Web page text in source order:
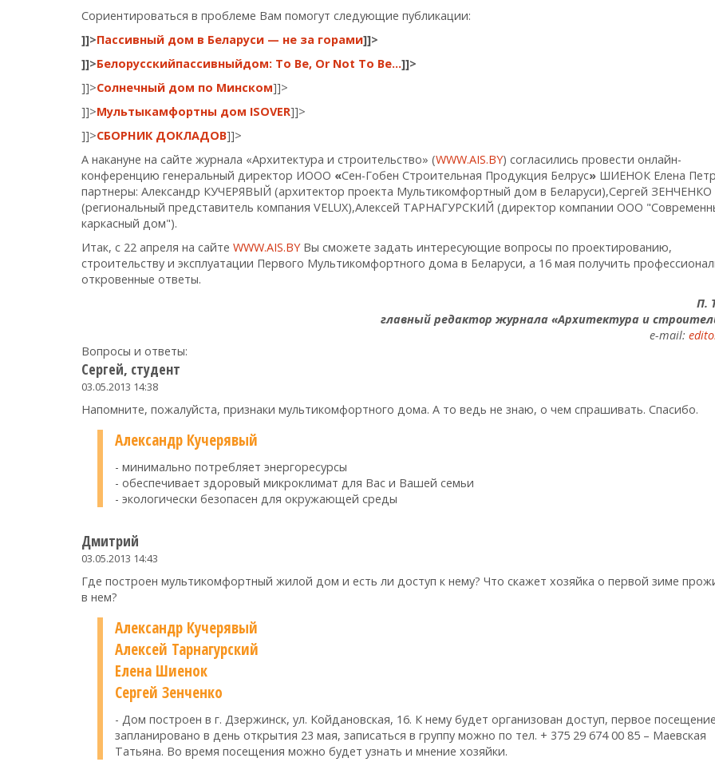
Сориентироваться в проблеме Вам помогут следующие публикации:
]]>Пассивный дом в Беларуси — не за горами]]>
]]>Бeлорусскийпассивныйдом: To Be, Or Not To Be…]]>
]]>Солнечный дом по Минском]]>
]]>Мультыкамфортны дом ISOVER]]>
]]>СБОРНИК ДОКЛАДОВ]]>
А накануне на сайте журнала «Архитектура и строительство» (WWW.AIS.BY) согласились провести онлайн-
конференцию генеральный директор ИООО «Сен-Гобен Строительная Продукция Белрус» ШИЕНОК Елена
партнеры: Александр КУЧЕРЯВЫЙ (архитектор проекта Мультикомфортный дом в Беларуси),Сергей ЗЕНЧЕНКО
(региональный представитель компания VELUX),Алексей ТАРНАГУРСКИЙ (директор компании ООО
каркасный дом").
Итак, с 22 апреля на сайте WWW.AIS.BYВы сможете задать интересующие вопросы по проектированию,
строительству и эксплуатации Первого Мультикомфортного дома в Беларуси, а 16 мая получить
откровенные ответы.
П.
главный редактор журнала «Архитектура и
е-mail:
Вопросы и ответы:
Сергей, студент
03.05.2013 14:38
Напомните, пожалуйста, признаки мультикомфортного дома. А то ведь не знаю, о чем спрашивать. Спасибо.
Александр Кучерявый
- минимально потребляет энергоресурсы
- обеспечивает здоровый микроклимат для Вас и Вашей семьи
- экологически безопасен для окружающей среды
Дмитрий
03.05.2013 14:43
Где построен мультикомфортный жилой дом и есть ли доступ к нему? Что скажет хозяйка о первой зиме
в нем?
Александр Кучерявый
Алексей Тарнагурский
Елена Шиенок
Сергей Зенченко
- Дом построен в г. Дзержинск, ул. Койдановская, 16. К нему будет организован доступ, первое
запланировано в день открытия 23 мая, записаться в группу можно по тел. + 375 29 674 00 85 – Маевская
Татьяна. Во время посещения можно будет узнать и мнение хозяйки.